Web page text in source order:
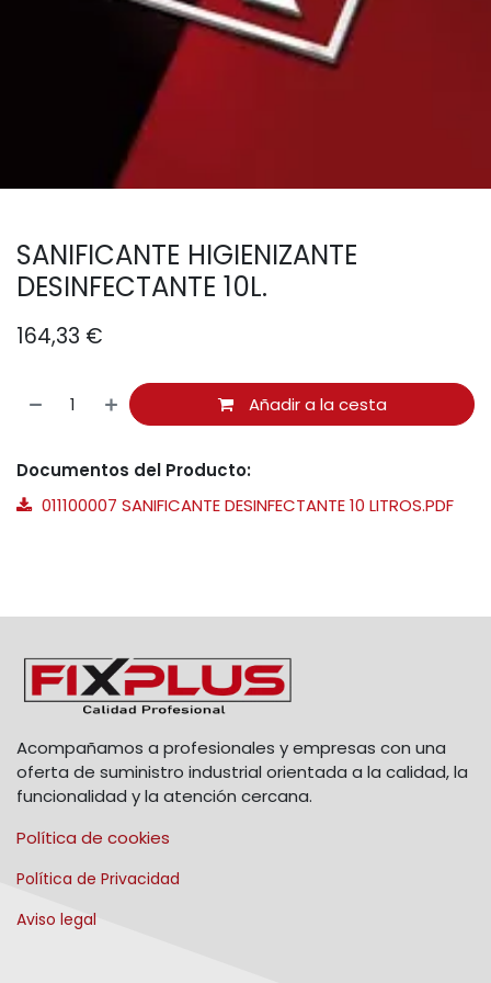
SANIFICANTE HIGIENIZANTE
DESINFECTANTE 10L.
164,33 €
Añadir a la cesta
Documentos del Producto:
011100007 SANIFICANTE DESINFECTANTE 10 LITROS.PDF
Acompañamos a profesionales y empresas con una
oferta de suministro industrial orientada a la calidad, la
funcionalidad y la atención cercana.
Política de cookies
Política de Privacidad
Aviso legal